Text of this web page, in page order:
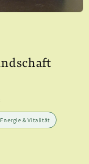
Energie & Vitalität